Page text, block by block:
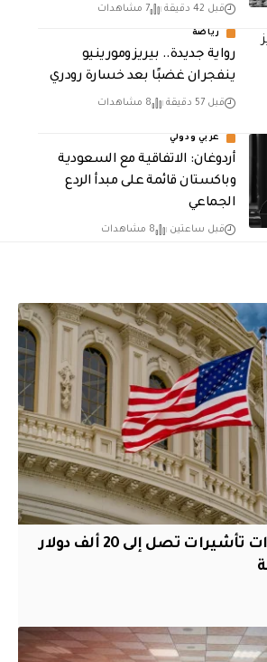
قبل 42 دقيقة 7 مشاهدات
رياضة
رواية جديدة.. بيريز ومورينيو
ينفجران غضبًا بعد خسارة رودري
قبل 57 دقيقة 8 مشاهدات
عربي ودولي
أردوغان: الاتفاقية مع السعودية
وباكستان قائمة على مبدأ الردع
الجماعي
قبل ساعتين 8 مشاهدات
أميركا تقر سندات تأشيرات تصل إلى 20 ألف دولار